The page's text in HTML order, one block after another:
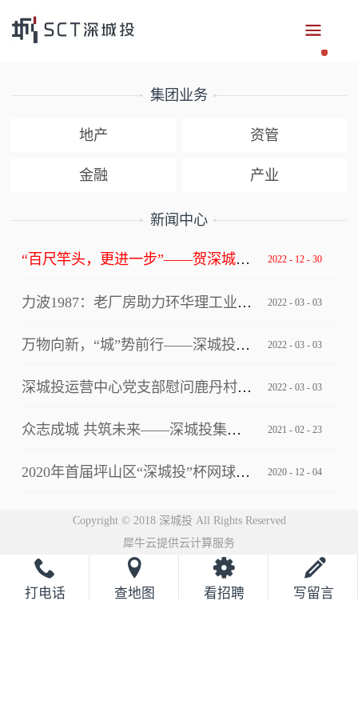
集团业务
地产 资管
金融 产业
新闻中心
“百尺竿头，更进一步”——贺深城投集团获评深圳市总部企业 2022 - 12 - 30
力波1987：老厂房助力环华理工业设计创新中心写入上海市级文件！ 2022 - 03 - 03
万物向新，“城”势前行——深城投集团“逐梦四十年”2022年年会 2022 - 03 - 03
深城投运营中心党支部慰问鹿丹村社区疫情防控一线工作人员 2022 - 03 - 03
众志成城 共筑未来——深城投集团2021云年会圆满落幕 2021 - 02 - 23
2020年首届坪山区“深城投”杯网球邀请赛完美落幕 2020 - 12 - 04
Copyright © 2018 深城投 All Rights Reserved
犀牛云提供云计算服务
打电话 查地图 看招聘 写留言